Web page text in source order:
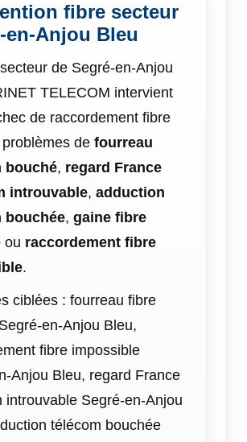
fibre secteur
en-Anjou Bleu
de Segré-en-Anjou
TELECOM intervient
de raccordement fibre
de fourreau
bouché, regard France
introuvable, adduction
bouchée, gaine fibre
ou raccordement fibre
.
ciblées : fourreau fibre
en-Anjou Bleu,
fibre impossible
Anjou Bleu, regard France
introuvable Segré-en-Anjou
télécom bouchée